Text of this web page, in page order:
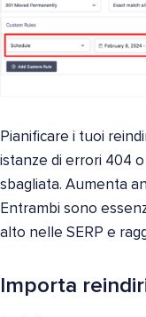
Pianificare i tuoi
istanze di errori 404
sbagliata. Aumenta
Entrambi sono
alto nelle SERP e
Importa